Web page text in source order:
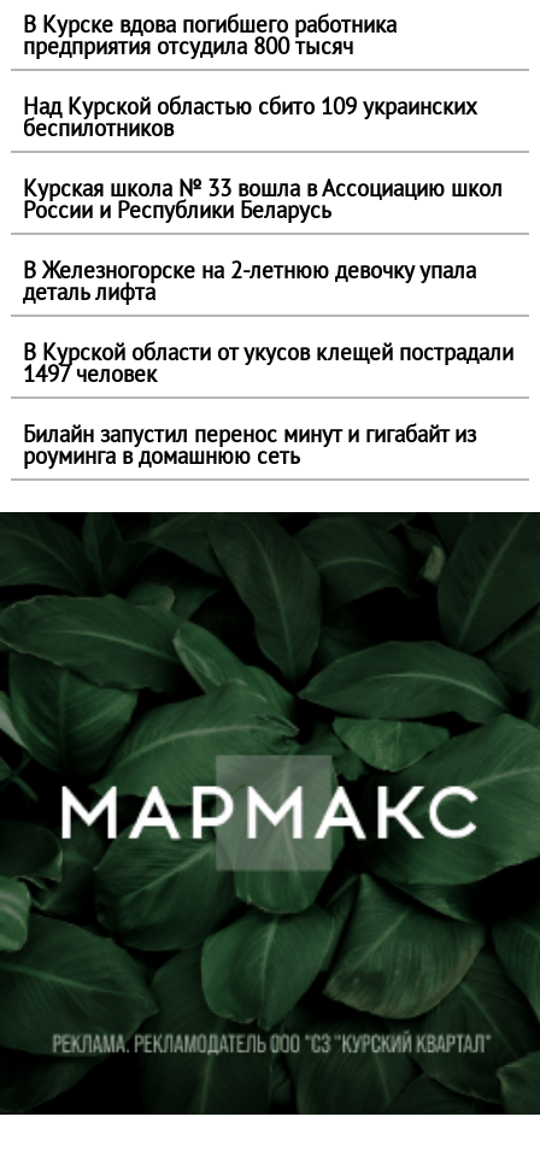
В Курске вдова погибшего работника
предприятия отсудила 800 тысяч
Над Курской областью сбито 109 украинских
беспилотников
Курская школа № 33 вошла в Ассоциацию школ
России и Республики Беларусь
В Железногорске на 2-летнюю девочку упала
деталь лифта
В Курской области от укусов клещей пострадали
1497 человек
Билайн запустил перенос минут и гигабайт из
роуминга в домашнюю сеть